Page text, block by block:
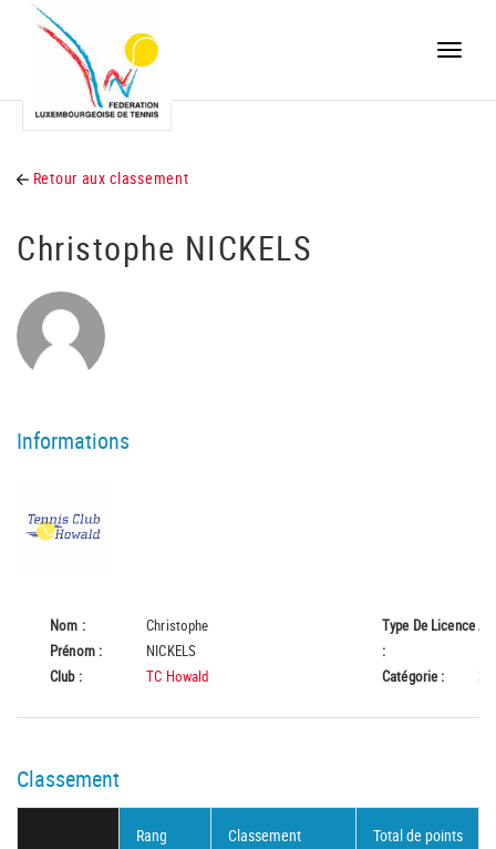
Toggle
Retour aux classement
Christophe NICKELS
Informations
Nom :
Christophe
Prénom :
NICKELS
Club :
TC Howald
Type De Licence
:
A
Catégorie :
Classement
Rang Classement Total de points